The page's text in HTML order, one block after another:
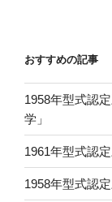
おすすめの記事
1958年型式認
学」
1961年型式認
1958年型式認